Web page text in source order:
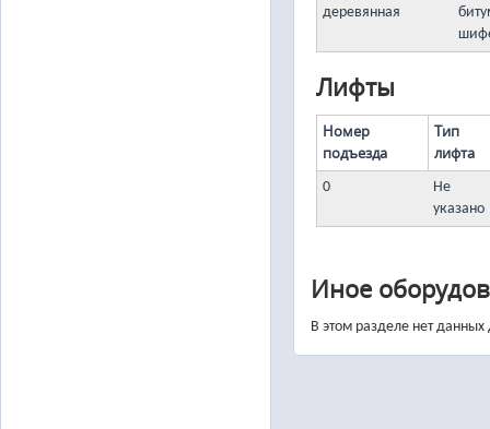
деревянная
Лифты
Номер
подъезда
Тип
лифта
0
Не
указано
Иное
В этом разделе нет